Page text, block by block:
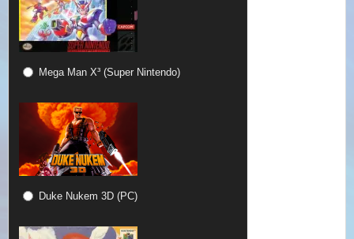
Mega Man X³ (Super Nintendo)
Duke Nukem 3D (PC)